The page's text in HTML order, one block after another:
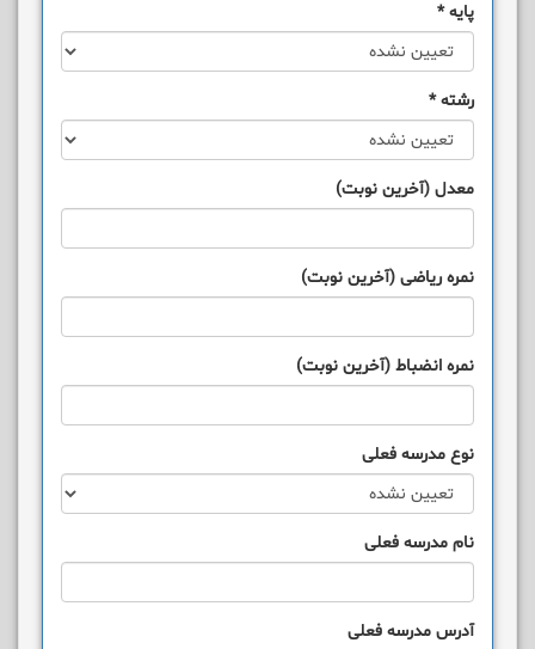
پایه*
رشته*
معدل (آخرین نوبت)
نمره ریاضی (آخرین نوبت)
نمره انضباط (آخرین نوبت)
نوع مدرسه فعلی
نام مدرسه فعلی
آدرس مدرسه فعلی